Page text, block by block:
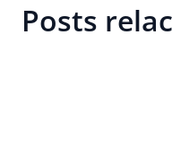
Posts